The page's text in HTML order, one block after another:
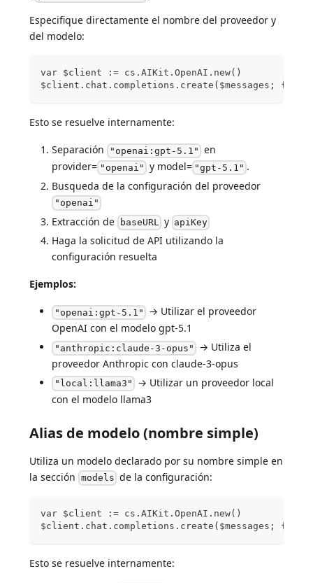
Especifique directamente el nombre del proveedor y
del modelo:
var $client := cs.AIKit.OpenAI.new()
$client.chat.completions.create($messages;
Esto se resuelve internamente:
Separación "openai:gpt-5.1" en
provider= "openai" y model= "gpt-5.1" .
Busqueda de la configuración del proveedor
"openai"
Extracción de baseURL y apiKey
Haga la solicitud de API utilizando la
configuración resuelta
Ejemplos:
"openai:gpt-5.1" → Utilizar el proveedor
OpenAI con el modelo gpt-5.1
"anthropic:claude-3-opus" → Utiliza el
proveedor Anthropic con claude-3-opus
"local:llama3" → Utilizar un proveedor local
con el modelo llama3
Alias de modelo (nombre simple)
Utiliza un modelo declarado por su nombre simple en
la sección models de la configuración:
var $client := cs.AIKit.OpenAI.new()
$client.chat.completions.create($messages;
Esto se resuelve internamente: